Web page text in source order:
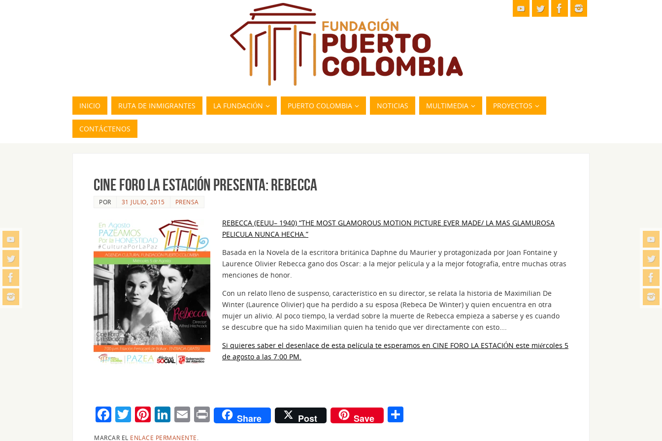
INICIO RUTA DE INMIGRANTES LA FUNDACIÓN PUERTO COLOMBIA NOTICIAS MULTIMEDIA PROYECTOS
CONTÁCTENOS
CINE FORO LA ESTACIÓN PRESENTA: REBECCA
POR 31 JULIO, 2015 PRENSA
REBECCA (EEUU– 1940) “THE MOST GLAMOROUS MOTION PICTURE EVER MADE/ LA MAS GLAMUROSA
PELICULA NUNCA HECHA.”
Basada en la Novela de la escritora británica Daphne du Maurier y protagonizada por Joan Fontaine y
Laurence Olivier Rebecca gano dos Oscar: a la mejor película y a la mejor fotografía, entre muchas otras
menciones de honor.
Con un relato lleno de suspenso, característico en su director, se relata la historia de Maximilian De
Winter (Laurence Olivier) que ha perdido a su esposa (Rebeca De Winter) y quien encuentra en otra
mujer un alivio. Al poco tiempo, la verdad sobre la muerte de Rebecca empieza a saberse y es cuando
se descubre que ha sido Maximilian quien ha tenido que ver directamente con esto….
Si quieres saber el desenlace de esta película te esperamos en CINE FORO LA ESTACIÓN este miércoles 5
de agosto a las 7:00 PM.
F
a
T
w
Pi
nt
Li
n
E
m
Pr
in
Share Post Save
MARCAR EL ENLACE PERMANENTE